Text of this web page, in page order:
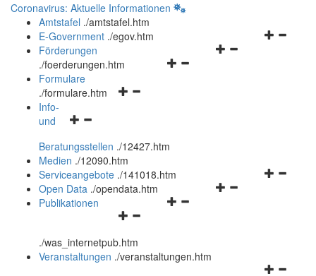
Coronavirus: Aktuelle Informationen
Amtstafel ./amtstafel.htm
Navigationsmenü
E-Government ./egov.htm
Navigationsmenü
Förderungen
./foerderungen.htm
Navigationsmenü
Formulare
./formulare.htm
Navigationsmenü
und
schließen
Info-
und
Beratungsstellen ./12427.htm
Medien ./12090.htm
Navigationsmenü
Serviceangebote ./141018.htm
Navigationsmenü
Open Data ./opendata.htm
Navigationsmenü
und
schließen
Publikationen
./was_internetpub.htm
Veranstaltungen ./veranstaltungen.htm